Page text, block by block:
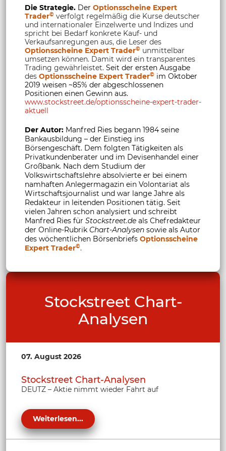
Die Strategie. Der Optionsscheine Expert
Trader© verfolgt regelmäßig die Kurse deutscher
und internationaler Einzelwerte und Indizes und
spricht bei Bedarf konkrete Kauf- und
Verkaufsanregungen aus, die Leser des
Optionsscheine Expert Trader© unmittelbar
umsetzen können. Damit wird ein transparentes
Trading gewährleistet. Seit der ersten Ausgabe
des Optionsscheine Expert Trader© im Oktober
2019 weisen ~85% der abgeschlossenen
Positionen einen Gewinn aus.
www.stockstreet.de/optionsscheine-expert-trader-
aktuell
Der Autor: Manfred Ries begann 1984 seine
Bankausbildung – der Einstieg ins
Börsengeschäft. Dem folgten Tätigkeiten als
Privatkundenberater und im Devisenhandel einer
Großbank. Nach dem Studium der
Volkswirtschaftslehre absolvierte er bei einem
namhaften Anlegermagazin ein Volontariat als
Wirtschaftsjournalist und war lange Jahre als
Redakteur in leitenden Positionen tätig. Seit
vielen Jahren schon analysiert und schreibt
Manfred Ries für Stockstreet.de als Chefredakteur
der Online-Rubrik Chart-Analysen sowie als Autor
des wöchentlichen Börsenbriefs Optionsscheine
Expert Trader©.
Stockstreet Chart-
Analysen
07. August 2026
Stockstreet Chart-Analysen
DEUTZ – Aktie nimmt wieder Fahrt auf
Weiterlesen...